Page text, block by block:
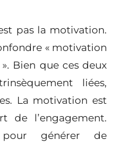
pas la motivation.
« motivation
Bien que ces deux
liées,
La motivation est
de l’engagement.
générer de